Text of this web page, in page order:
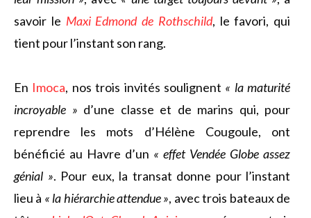
savoir le Maxi Edmond de Rothschild, le favori, qui
tient pour l’instant son rang.
En Imoca, nos trois invités soulignent « la maturité
incroyable » d’une classe et de marins qui, pour
reprendre les mots d’Hélène Cougoule, ont
bénéficié au Havre d’un « effet Vendée Globe assez
génial ». Pour eux, la transat donne pour l’instant
lieu à « la hiérarchie attendue », avec trois bateaux de